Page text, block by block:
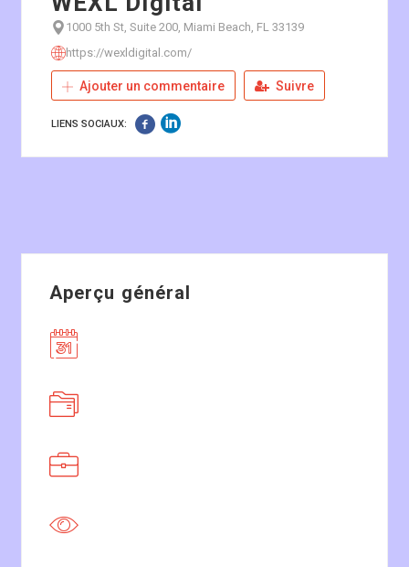
1000 5th St, Suite 200, Miami Beach, FL 33139
https://wexldigital.com/
Ajouter un commentaire Suivre
LIENS SOCIAUX:
Aperçu général